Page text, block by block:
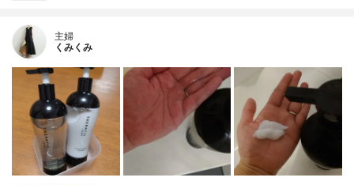
主婦
くみくみ